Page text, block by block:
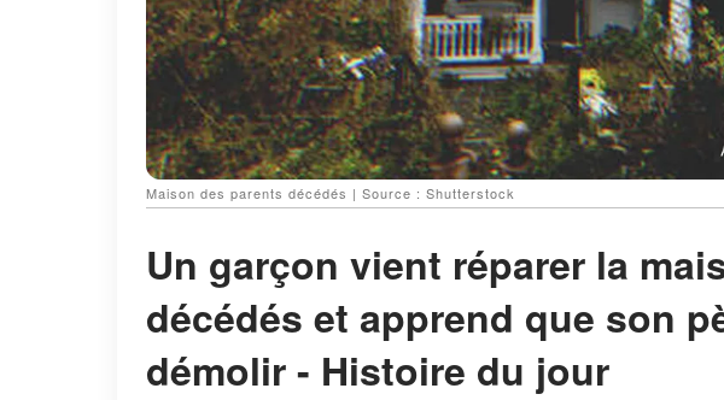
Maison des parents décédés | Source : Shutterstock
Un garçon vient réparer la
décédés et apprend que son
démolir - Histoire du jour